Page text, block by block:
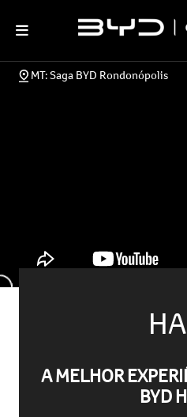
MT: Saga BYD Rondonópolis
A MELHOR
BYD